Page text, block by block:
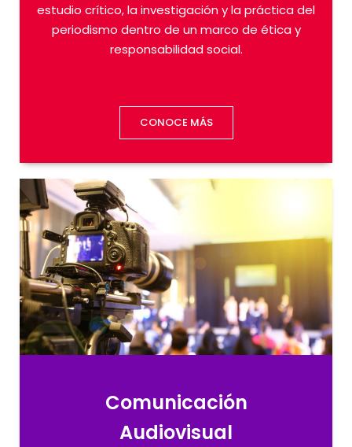
estudio crítico, la investigación y la práctica del
periodismo dentro de un marco de ética y
responsabilidad social.
CONOCE MÁS
Comunicación
Audiovisual